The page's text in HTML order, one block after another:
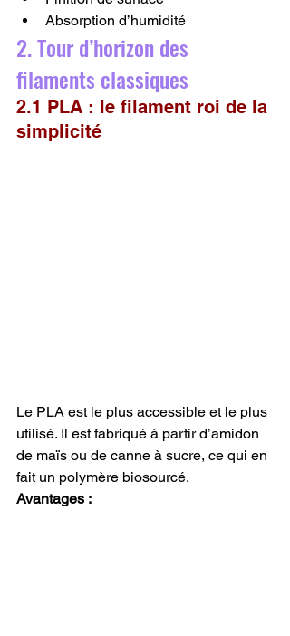
Absorption d’humidité
2. Tour d’horizon des
filaments classiques
2.1 PLA : le filament roi de la
simplicité
Le PLA est le plus accessible et le plus
utilisé. Il est fabriqué à partir d’amidon
de maïs ou de canne à sucre, ce qui en
fait un polymère biosourcé.
Avantages :